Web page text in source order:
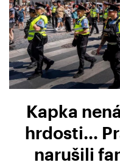
Kapka
hrdosti…
narušili